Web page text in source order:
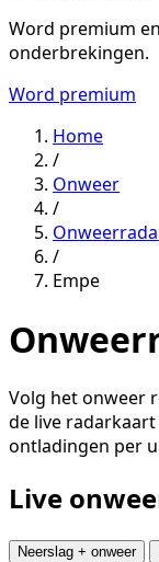
Word premium
onderbrekingen.
Word premium
Home
/
Onweer
/
/
Empe
Volg het onweer
de live
ontladingen per
Live
Neerslag + onweer